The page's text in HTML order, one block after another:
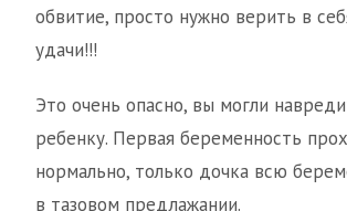
обвитие, просто нужно верить в
удачи!!!
Это очень опасно, вы могли
ребенку. Первая беременность
нормально, только дочка всю
в тазовом предлажании.